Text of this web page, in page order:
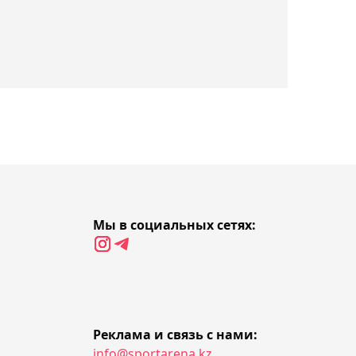
матча "Челси" -
"Ювентус" с участием
Соня Жиенбаева не
Мы в социальных сетях:
Реклама и связь с нами: